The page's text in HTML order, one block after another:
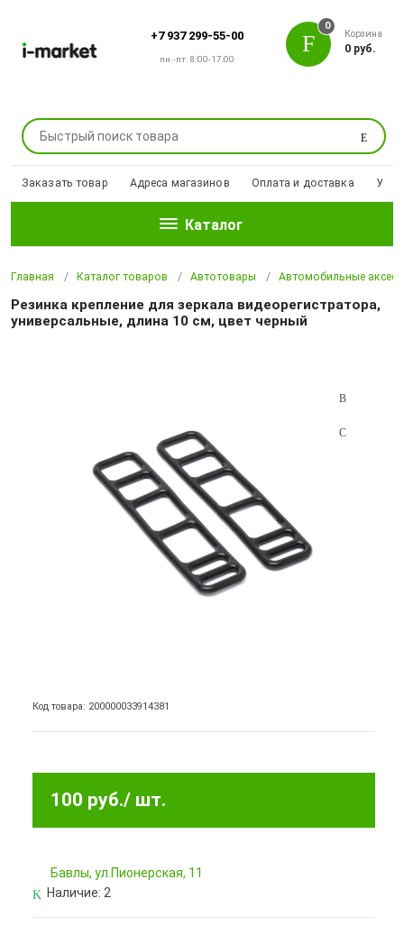
+7 937 299-55-00
пн.-пт. 8:00-17:00
Поиск
0
Корзина
0 руб.
Заказать товар Адреса магазинов Оплата и доставка
Каталог
Главная Каталог товаров Автотовары Автомобильные
Резинка крепление для зеркала видеорегистратора,
универсальные, длина 10 см, цвет черный
Код товара: 200000033914381
100 руб./ шт.
Бавлы, ул.Пионерская, 11
Наличие: 2